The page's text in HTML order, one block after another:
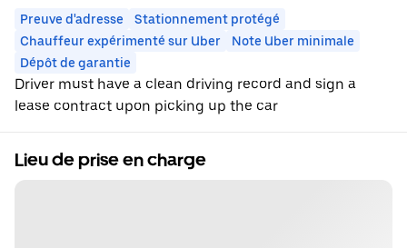
Preuve d'adresse
Stationnement protégé
Chauffeur expérimenté sur Uber
Note Uber minimale
Dépôt de garantie
Driver must have a clean driving record and sign a
lease contract upon picking up the car
Lieu de prise en charge